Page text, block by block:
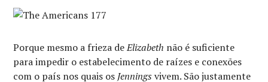
Porque mesmo a frieza deElizabeth não é suficiente
para impedir o estabelecimento de raízes e conexões
com o país nos quais os Jennings vivem. São justamente